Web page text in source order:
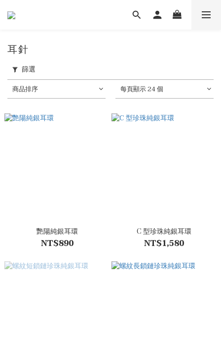
耳針
篩選
商品排序 每頁顯示 24 個
艷陽純銀耳環
NT$890
C 型珍珠純銀耳環
NT$1,580